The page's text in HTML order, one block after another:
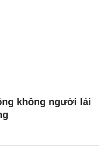
không người lái